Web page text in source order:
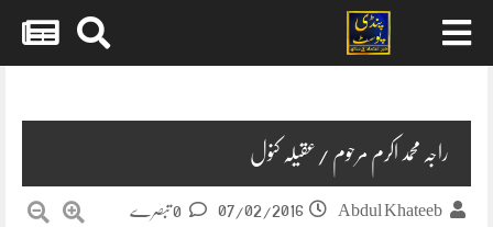
راجہ محمد اکرم مرحوم /عقیلہ کنول
Abdul Khateeb
07/02/2016